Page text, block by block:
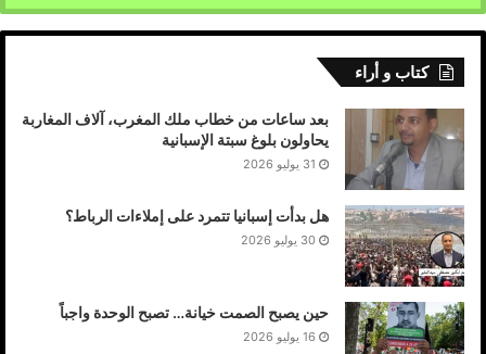
كتاب و أراء
بعد ساعات من خطاب ملك المغرب، آلاف المغاربة
يحاولون بلوغ سبتة الإسبانية
31 يوليو 2026
هل بدأت إسبانيا تتمرد على إملاءات الرباط؟
30 يوليو 2026
حين يصبح الصمت خيانة… تصبح الوحدة واجباً
16 يوليو 2026